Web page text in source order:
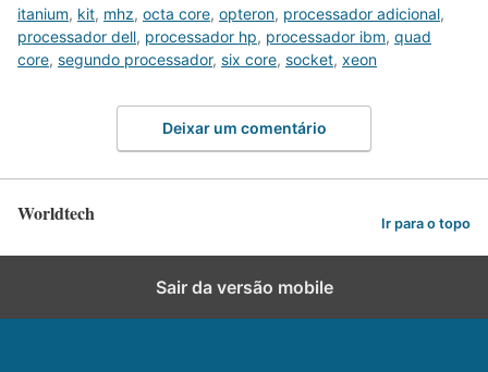
itanium, kit, mhz, octa core, opteron, processador adicional,
processador dell, processador hp, processador ibm, quad
core, segundo processador, six core, socket, xeon
Deixar um comentário
Worldtech Ir para o topo
Sair da versão mobile